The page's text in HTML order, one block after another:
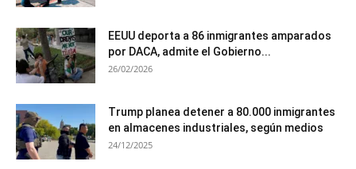
EEUU deporta a 86 inmigrantes amparados
por DACA, admite el Gobierno...
26/02/2026
Trump planea detener a 80.000 inmigrantes
en almacenes industriales, según medios
24/12/2025